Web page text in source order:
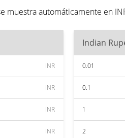
muestra automáticamente en
INR
INR
INR
INR
Indian
0.01
0.1
1
2